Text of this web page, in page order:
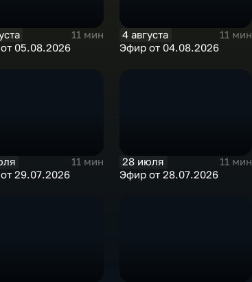
11 мин
05.08.2026
4 августа
11 мин
Эфир от 04.08.2026
11 мин
29.07.2026
28 июля
11 мин
Эфир от 28.07.2026